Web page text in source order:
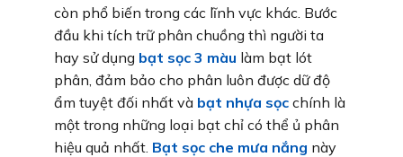
còn phổ biến trong các lĩnh vực khác. Bước
đầu khi tích trữ phân chuồng thì người ta
hay sử dụng bạt sọc 3 màu làm bạt lót
phân, đảm bảo cho phân luôn được dữ độ
ẩm tuyệt đối nhất và bạt nhựa sọc chính là
một trong những loại bạt chỉ có thể ủ phân
hiệu quả nhất. Bạt sọc che mưa nắng này